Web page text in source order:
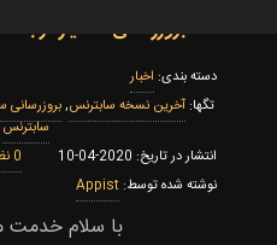
بروزرسانی دستیار ترجمه
اخبار
‌آخرین نسخه سابترنس,بروزرسانی
سابترنس
2020-04-10
0
Appist
با سلام خدمت